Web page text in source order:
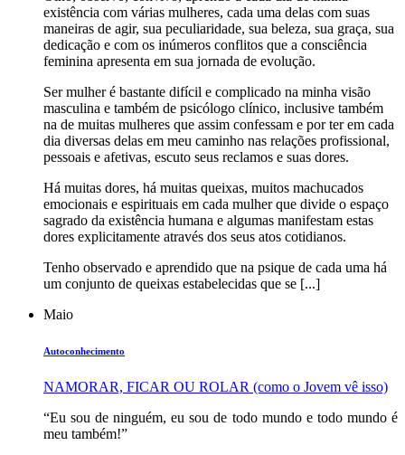
existência com várias mulheres, cada uma delas com suas
maneiras de agir, sua peculiaridade, sua beleza, sua graça, sua
dedicação e com os inúmeros conflitos que a consciência
feminina apresenta em sua jornada de evolução.
Ser mulher é bastante difícil e complicado na minha visão
masculina e também de psicólogo clínico, inclusive também
na de muitas mulheres que assim confessam e por ter em cada
dia diversas delas em meu caminho nas relações profissional,
pessoais e afetivas, escuto seus reclamos e suas dores.
Há muitas dores, há muitas queixas, muitos machucados
emocionais e espirituais em cada mulher que divide o espaço
sagrado da existência humana e algumas manifestam estas
dores explicitamente através dos seus atos cotidianos.
Tenho observado e aprendido que na psique de cada uma há
um conjunto de queixas estabelecidas que se [...]
Maio
Autoconhecimento
NAMORAR, FICAR OU ROLAR (como o Jovem vê isso)
“Eu sou de ninguém, eu sou de todo mundo e todo mundo é
meu também!”